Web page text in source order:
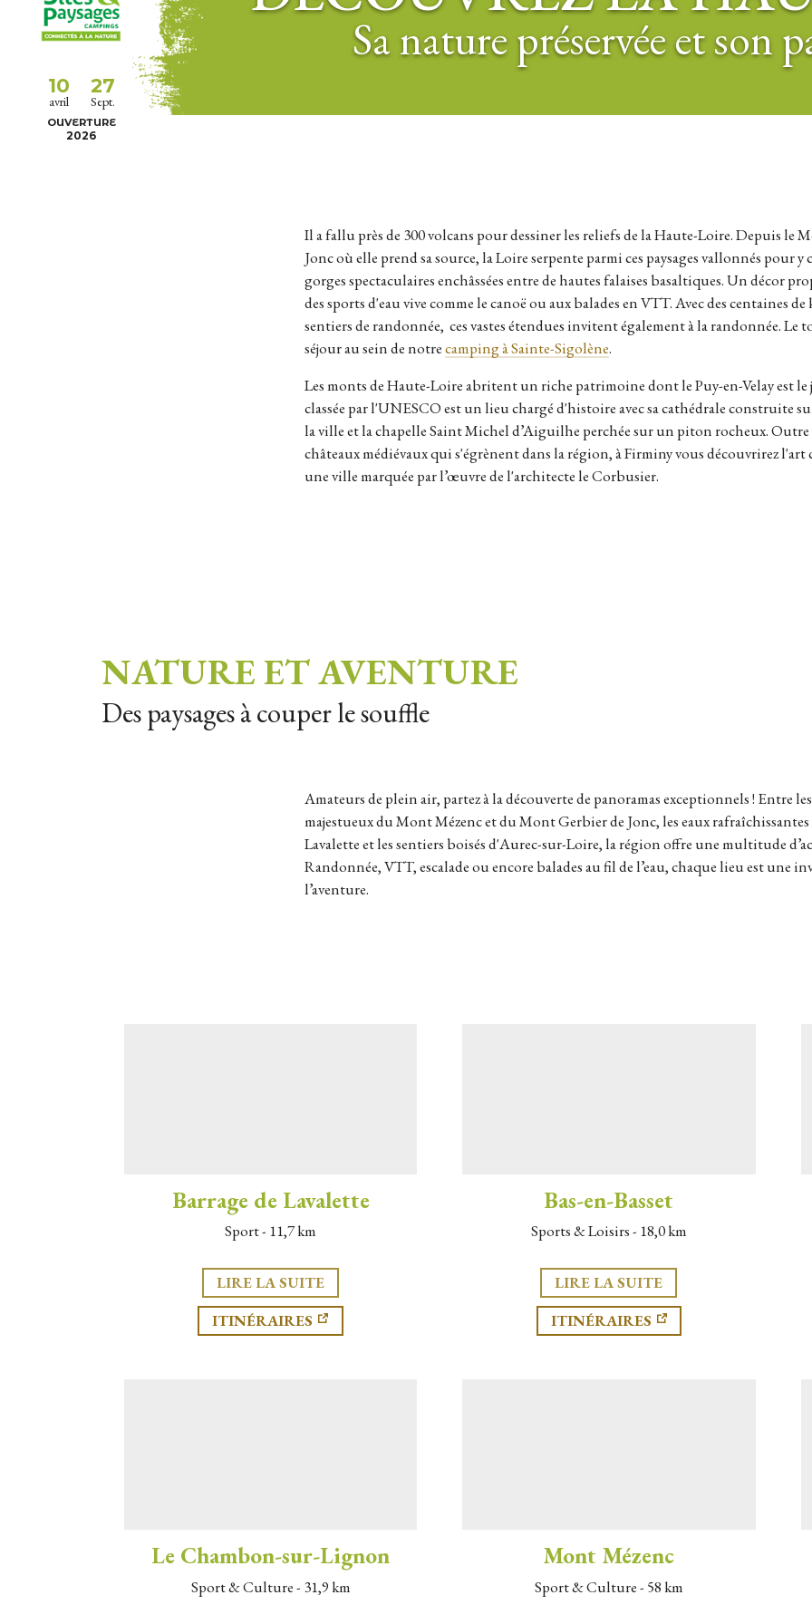
10
avril
27
Sept.
OUVERTURE
2026
Sa nature préservée et son
Il a fallu près de 300 volcans pour dessiner les reliefs de la Haute-Loire. Depuis le Mont Gerbier de
Jonc où elle prend sa source, la Loire serpente parmi ces paysages vallonnés pour y
gorges spectaculaires enchâssées entre de hautes falaises basaltiques. Un décor
des sports d'eau vive comme le canoë ou aux balades en VTT. Avec des centaines
sentiers de randonnée, ces vastes étendues invitent également à la randonnée. Le
séjour au sein de notrecamping à Sainte-Sigolène.
Les monts de Haute-Loire abritent un riche patrimoine dont le Puy-en-Velay est le joyau. Cette cité
classée par l'UNESCO est un lieu chargé d'histoire avec sa cathédrale construite
la ville et la chapelle Saint Michel d’Aiguilhe perchée sur un piton rocheux. Outre
châteaux médiévaux qui s'égrènent dans la région, à Firminy vous découvrirez
une ville marquée par l’œuvre de l'architecte le Corbusier.
NATURE ET AVENTURE
Des paysages à couper le souffle
Amateurs de plein air, partez à la découverte de panoramas exceptionnels ! Entre les sommets
majestueux du Mont Mézenc et du Mont Gerbier de Jonc, les eaux rafraîchissantes
Lavalette et les sentiers boisés d'Aurec-sur-Loire, la région offre une multitude
Randonnée, VTT, escalade ou encore balades au fil de l’eau, chaque lieu est une
l’aventure.
Barrage de Lavalette
Sport - 11,7 km
LIRE LA SUITE
ITINÉRAIRES
Bas-en-Basset
Sports & Loisirs - 18,0 km
LIRE LA SUITE
ITINÉRAIRES
Le Chambon-sur-Lignon
Sport & Culture - 31,9 km
Mont Mézenc
Sport & Culture - 58 km